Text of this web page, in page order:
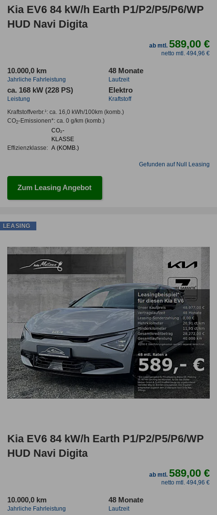
Kia EV6 84 kW/h Earth P1/P2/P5/P6/WP
HUD Navi Digita
ab mtl.589,00 €
netto mtl. 494,96 €
10.000,0 km
Jahrliche Fahrleistung
48 Monate
Laufzeit
ca. 168 kW (228 PS)
Leistung
Elektro
Kraftstoff
Kraftstoffverbr.¹: ca. 16,0 kWh/100km(komb.)
CO2-Emissionen*: ca. 0 g/km(komb.)
Effizienzklasse:
CO₂-
KLASSE
A (KOMB.)
Gefunden auf Null Leasing
Zum Leasing Angebot
Kia EV6 84 kW/h Earth P1/P2/P5/P6/WP
HUD Navi Digita
ab mtl.589,00 €
netto mtl. 494,96 €
10.000,0 km
Jahrliche Fahrleistung
48 Monate
Laufzeit
LEASING